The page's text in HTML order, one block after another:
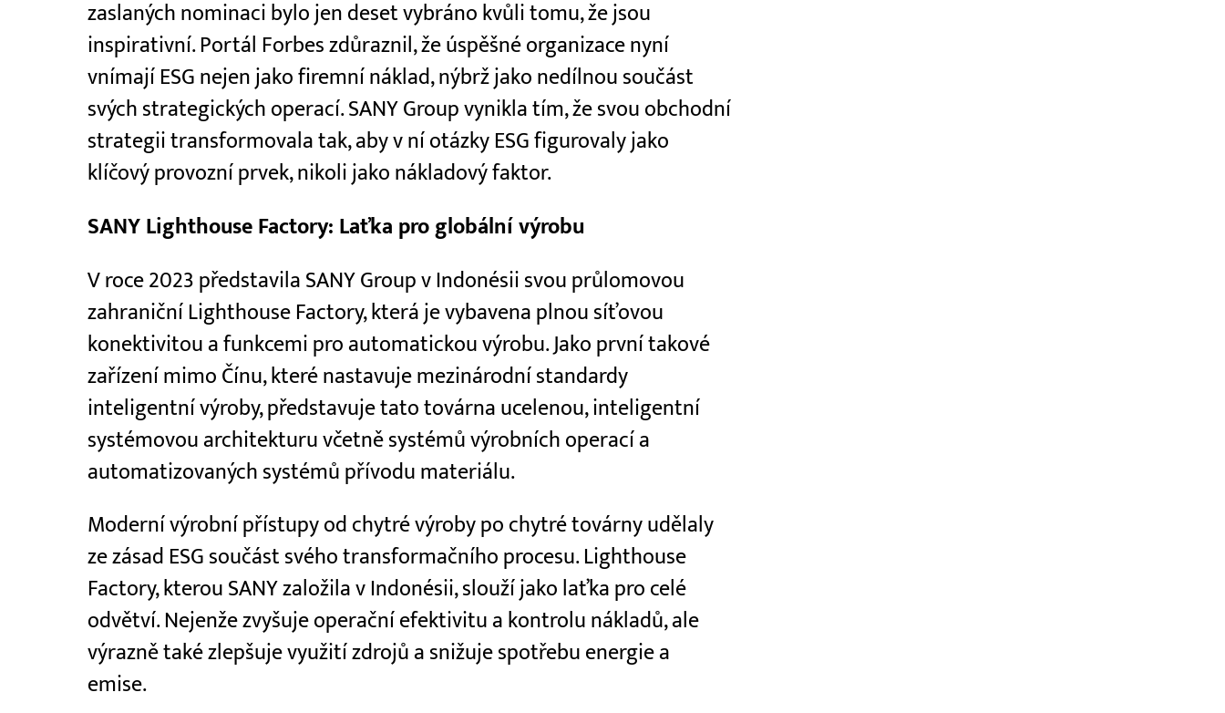
zaslaných nominaci bylo jen deset vybráno kvůli tomu, že jsou
inspirativní. Portál Forbes zdůraznil, že úspěšné organizace nyní
vnímají ESG nejen jako firemní náklad, nýbrž jako nedílnou součást
svých strategických operací. SANY Group vynikla tím, že svou obchodní
strategii transformovala tak, aby v ní otázky ESG figurovaly jako
klíčový provozní prvek, nikoli jako nákladový faktor.
SANY Lighthouse Factory: Laťka pro globální výrobu
V roce 2023 představila SANY Group v Indonésii svou průlomovou
zahraniční Lighthouse Factory, která je vybavena plnou síťovou
konektivitou a funkcemi pro automatickou výrobu. Jako první takové
zařízení mimo Čínu, které nastavuje mezinárodní standardy
inteligentní výroby, představuje tato továrna ucelenou, inteligentní
systémovou architekturu včetně systémů výrobních operací a
automatizovaných systémů přívodu materiálu.
Moderní výrobní přístupy od chytré výroby po chytré továrny udělaly
ze zásad ESG součást svého transformačního procesu. Lighthouse
Factory, kterou SANY založila v Indonésii, slouží jako laťka pro celé
odvětví. Nejenže zvyšuje operační efektivitu a kontrolu nákladů, ale
výrazně také zlepšuje využití zdrojů a snižuje spotřebu energie a
emise.